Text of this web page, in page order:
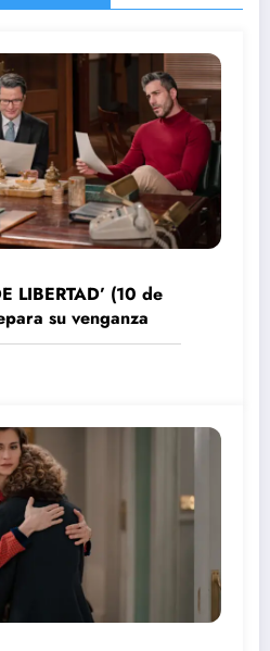
LIBERTAD’ (10 de
su venganza